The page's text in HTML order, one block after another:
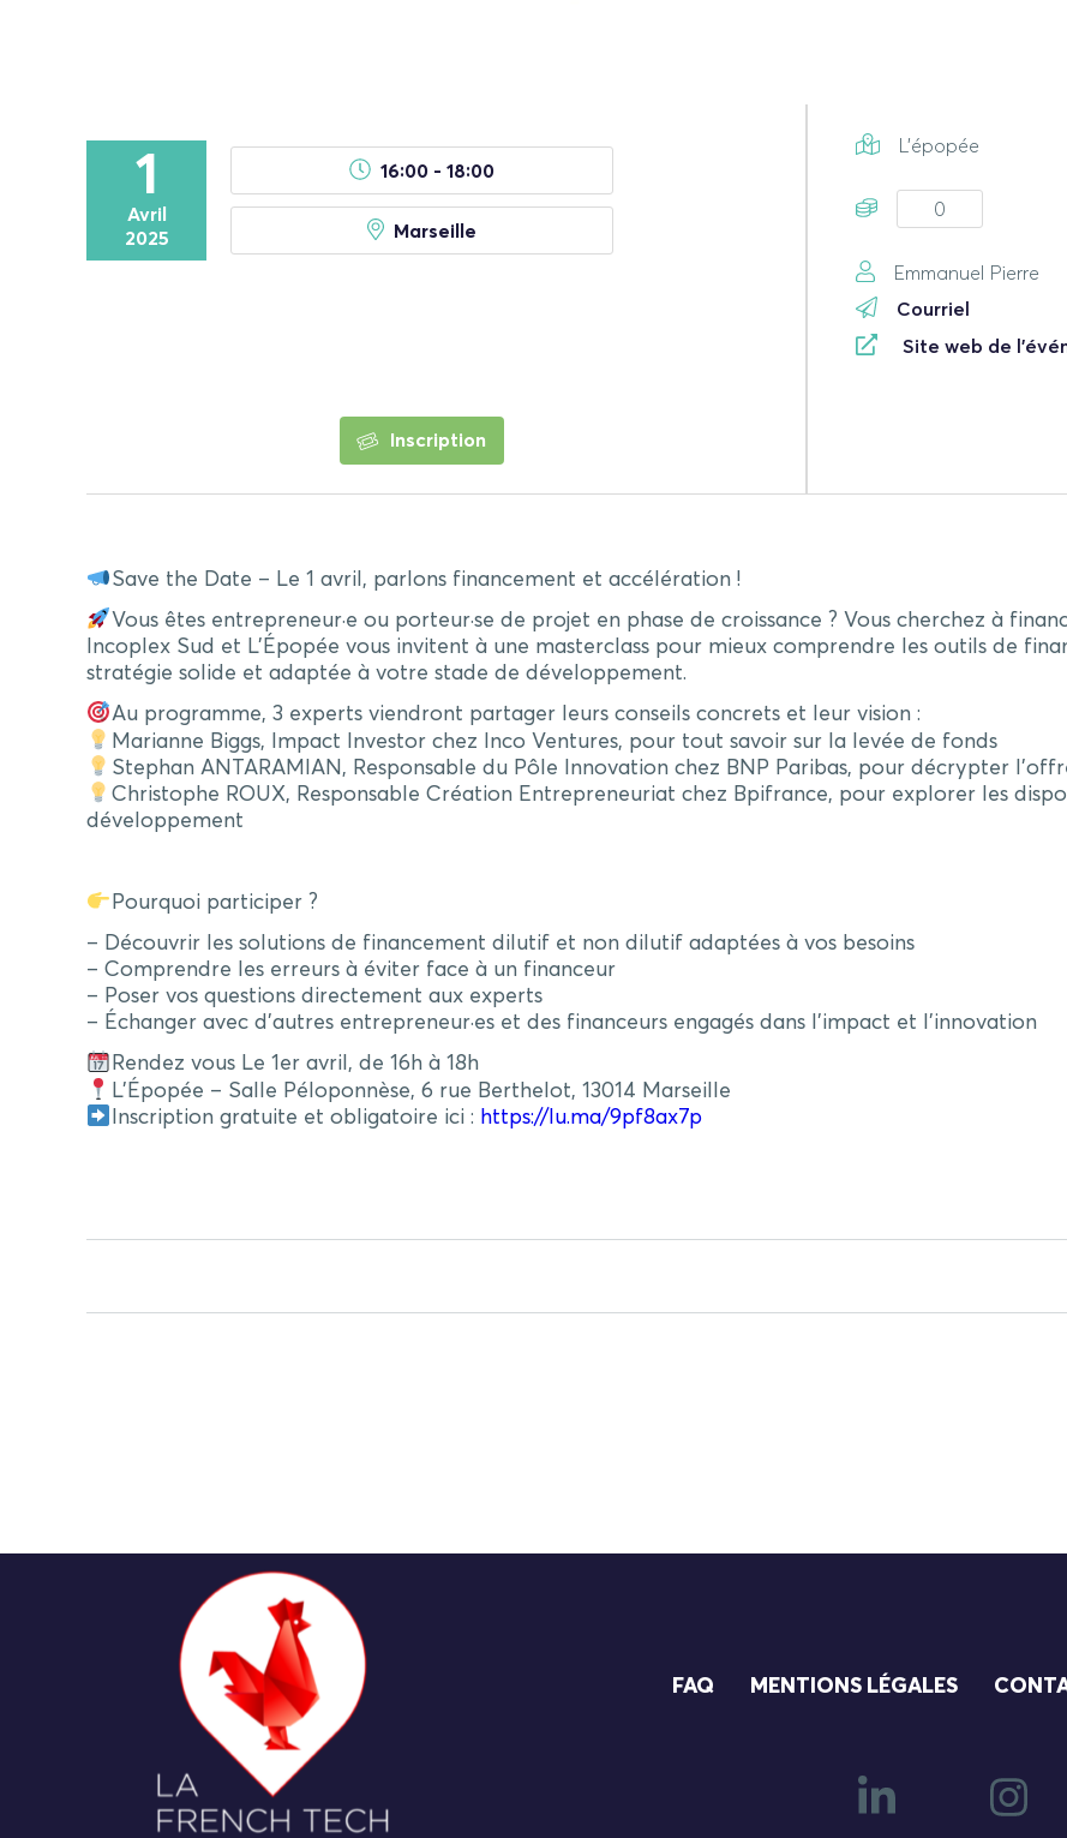
1
Avril
2025
16:00 - 18:00
Marseille
Inscription
L'épopée
0
Emmanuel Pierre
Courriel
Site web de
Save the Date – Le 1 avril, parlons financement et accélération !
Vous êtes entrepreneur·e ou porteur·se de projet en phase de croissance ? Vous cherchez à
Incoplex Sud et L’Épopée vous invitent à une masterclass pour mieux comprendre les outils de
stratégie solide et adaptée à votre stade de développement.
Au programme, 3 experts viendront partager leurs conseils concrets et leur vision :
Marianne Biggs, Impact Investor chez Inco Ventures, pour tout savoir sur la levée de fonds
Stephan ANTARAMIAN, Responsable du Pôle Innovation chez BNP Paribas, pour décrypter
Christophe ROUX, Responsable Création Entrepreneuriat chez Bpifrance, pour explorer les
développement
Pourquoi participer ?
– Découvrir les solutions de financement dilutif et non dilutif adaptées à vos besoins
– Comprendre les erreurs à éviter face à un financeur
– Poser vos questions directement aux experts
– Échanger avec d’autres entrepreneur·es et des financeurs engagés dans l’impact et l’innovation
Rendez vous Le 1er avril, de 16h à 18h
L’Épopée – Salle Péloponnèse, 6 rue Berthelot, 13014 Marseille
Inscription gratuite et obligatoire ici : https://lu.ma/9pf8ax7p
FAQ MENTIONS LÉGALES